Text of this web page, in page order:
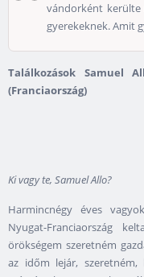
vándorként kerülte
gyerekeknek. Amit
Találkozások Samuel
(Franciaország)
Ki vagy te, Samuel Allo?
Harmincnégy éves
Nyugat-Franciaország
örökségem szeretném
az időm lejár,